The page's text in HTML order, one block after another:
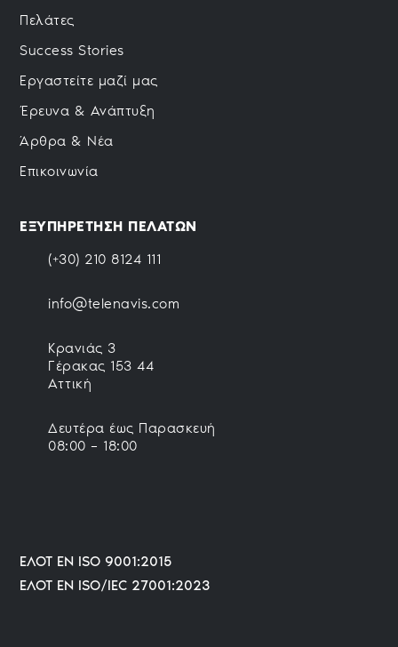
Πελάτες
Success Stories
Εργαστείτε μαζί μας
Έρευνα & Ανάπτυξη
Άρθρα & Νέα
Επικοινωνία
ΕΞΥΠΗΡΕΤΗΣΗ ΠΕΛΑΤΩΝ
(+30) 210 8124 111
info@telenavis.com
Κρανιάς 3
Γέρακας 153 44
Αττική
Δευτέρα έως Παρασκευή
08:00 – 18:00
ΕΛΟΤ ΕΝ ISO 9001:2015
ΕΛΟΤ EN ISO/IEC 27001:2023